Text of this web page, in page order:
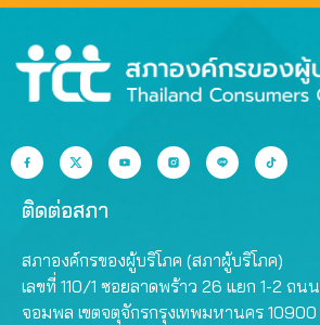
ติดต่อสภา
สภาองค์กรของผู้บริโภค (สภาผู้บริโภค)
เลขที่ 110/1 ซอยลาดพร้าว 26 แยก 1-2 ถน
จอมพล เขตจตุจักรกรุงเทพมหานคร 10900